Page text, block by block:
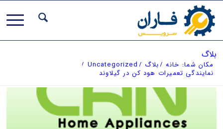
بلاگ
مکان شما: خانه /بلاگ /
Uncategorized
/
نمایندگی تعمیرات هود کن در گیلاوند